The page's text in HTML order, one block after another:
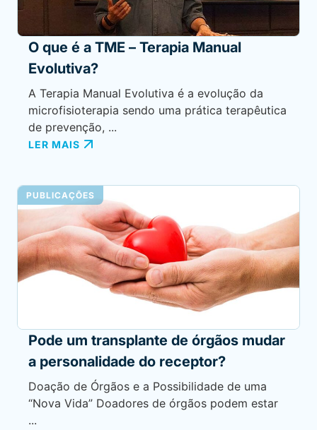
O que é a TME – Terapia Manual
Evolutiva?
A Terapia Manual Evolutiva é a evolução da
microfisioterapia sendo uma prática terapêutica
de prevenção, ...
LER MAIS
PUBLICAÇÕES
Pode um transplante de órgãos mudar
a personalidade do receptor?
Doação de Órgãos e a Possibilidade de uma
“Nova Vida” Doadores de órgãos podem estar
...